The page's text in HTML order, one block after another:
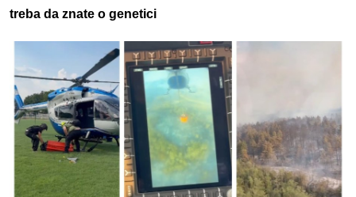
treba da znate o genetici